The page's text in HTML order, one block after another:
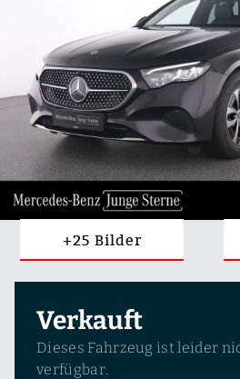
+25 Bilder
Verkauft
Dieses Fahrzeug ist leider
verfügbar.